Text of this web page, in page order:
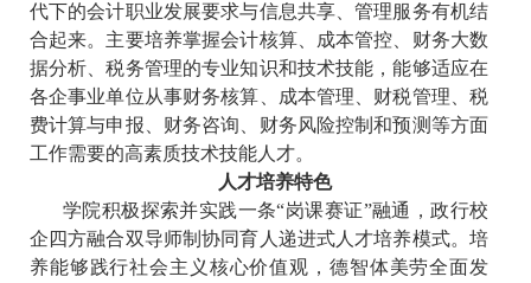
代下的会计职业发展要求与信息共享、管理服务有机结
合起来。主要培养掌握会计核算、成本管控、财务大数
据分析、税务管理的专业知识和技术技能，能够适应在
各企事业单位从事财务核算、成本管理、财税管理、税
费计算与申报、财务咨询、财务风险控制和预测等方面
工作需要的高素质技术技能人才。
人才培养特色
学院积极探索并实践一条“岗课赛证”融通，政行校
企四方融合双导师制协同育人递进式人才培养模式。培
养能够践行社会主义核心价值观，德智体美劳全面发